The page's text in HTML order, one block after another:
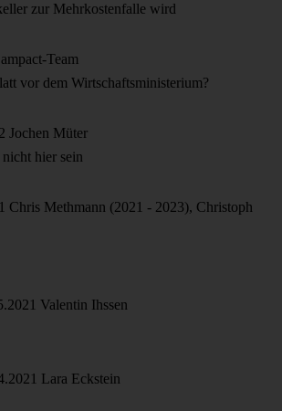
zur Mehrkostenfalle wird
Team
vor dem Wirtschaftsministerium?
Jochen Müter
hier sein
Chris Methmann (2021 - 2023), Christoph
Valentin Ihssen
Lara Eckstein